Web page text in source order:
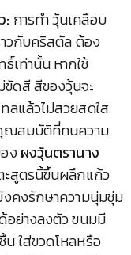
: การทำ วุ้นเคลือบ
าวกับคริสตัล ต้อง
เท่านั้น หากใช้
ขัดสี สีของวุ้นจะ
ลแล้วไม่สวยสดใส
ณสมบัติที่ทนความ
งผงวุ้นตรานาง
ะสูตรนี้ขึ้นผลึกแก้ว
คงรักษาความนุ่มชุ่ม
อย่างลงตัว ขนมมี
ใส่ขวดโหลหรือ